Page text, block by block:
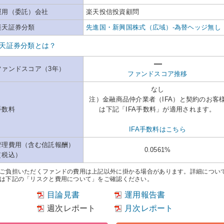
用（委託）会社 楽天投信投資顧問
天証券分類 先進国・新興国株式（広域）-為替ヘッジ無し
証券分類とは？
ァンドスコア（3年）
ファンドスコア推移
数料
なし
注）金融商品仲介業者（IFA）と契約のお客
は下記「IFA手数料」が適用されます。
IFA手数料はこちら
理費用（含む信託報酬）
込）
0.0561%
ご負担いただくファンドの費用は上記以外に掛かる場合があります。詳細につい
は下記の「リスクと費用について」をご確認ください。
目論見書
運用報告書
週次レポート
月次レポート